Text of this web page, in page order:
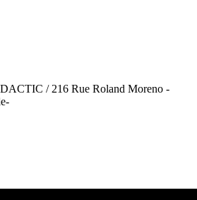
/ 216 Rue Roland Moreno -